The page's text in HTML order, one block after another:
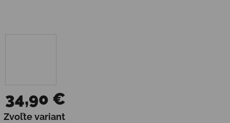
34,90 €
Jednotková cena:
Zvoľte variant